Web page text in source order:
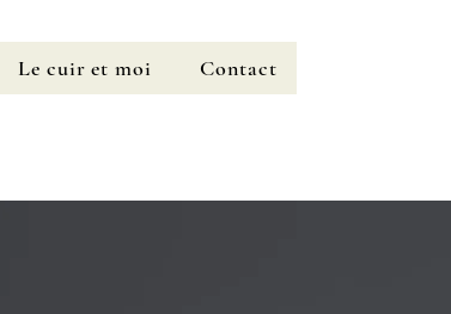
Le cuir et moi Contact